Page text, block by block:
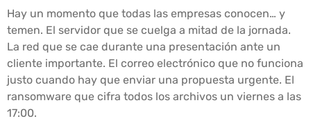
Hay un momento que todas las empresas conocen… y
temen. El servidor que se cuelga a mitad de la jornada.
La red que se cae durante una presentación ante un
cliente importante. El correo electrónico que no funciona
justo cuando hay que enviar una propuesta urgente. El
ransomware que cifra todos los archivos un viernes a las
17:00.